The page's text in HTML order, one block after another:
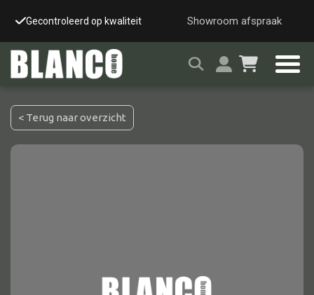
Gecontroleerd op kwaliteit Snelle & veilige
Showroom afspraak
< Terug naar overzicht